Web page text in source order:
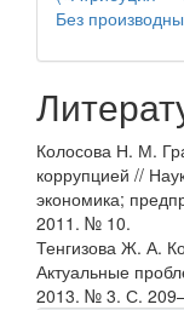
Без
Колосова Н. М.
коррупцией //
экономика;
2011. № 10.
Тенгизова Ж. А.
Актуальные
2013. № 3. С.